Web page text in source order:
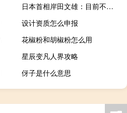
日本首相岸田文雄：目前不考虑解散众议院
设计资质怎么申报
花椒粉和胡椒粉怎么用
星辰变凡人界攻略
伢子是什么意思